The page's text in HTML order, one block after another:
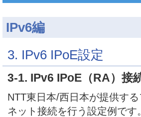
IPv6編
3. IPv6 IPoE設定
3-1. IPv6 IPoE（RA）接
NTT東日本/西日本が提供す
ネット接続を行う設定例で